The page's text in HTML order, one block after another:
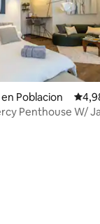
Poblacion
Penthouse W/